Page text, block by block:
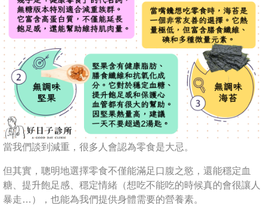
當我們談到減重，很多人會認為零食是大忌。
但其實，聰明地選擇零食不僅能滿足口腹之慾，還能穩定血
糖、提升飽足感、穩定情緒（想吃不能吃的時候真的會很讓人
暴走…），也能為我們提供身體需要的營養素。